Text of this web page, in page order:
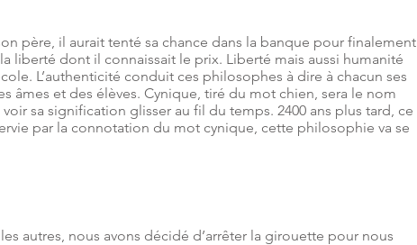
père, il aurait tenté sa chance dans la banque pour finalement
liberté dont il connaissait le prix. Liberté mais aussi humanité
L’authenticité conduit ces philosophes à dire à chacun ses
âmes et des élèves. Cynique, tiré du mot chien, sera le nom
sa signification glisser au fil du temps. 2400 ans plus tard, ce
par la connotation du mot cynique, cette philosophie va se
autres, nous avons décidé d’arrêter la girouette pour nous